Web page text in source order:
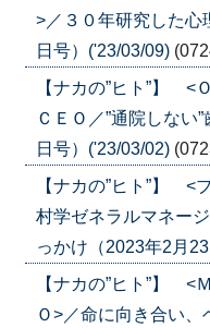
>／３０年研究した心
日号）('23/03/09)
【ナカの”ヒト”】
ＣＥＯ／”通院しない
日号）('23/03/02)
【ナカの”ヒト”】
村学ゼネラルマネー
っかけ（2023年2月
【ナカの”ヒト”】 <
Ｏ>／命に向き合い